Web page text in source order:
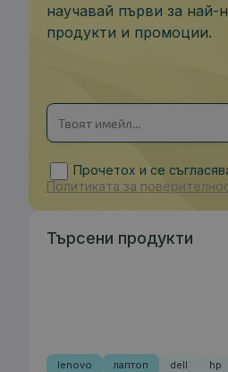
научавай първи за най-
продукти и промоции.
Прочетох и се
Политиката за
Търсени продукти
lenovo лаптоп dell hp